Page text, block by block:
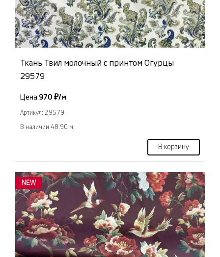
Ткань Твил молочный с принтом Огурцы
29579
Цена:970 ₽/м
Артикул: 29579
В наличии 48.90 м
В корзину
NEW